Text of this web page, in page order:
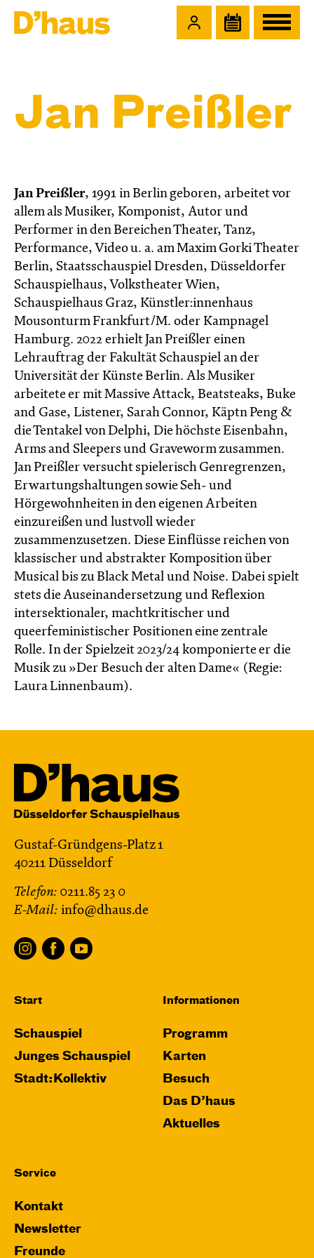
Jan Preißler
Jan Preißler, 1991 in Berlin geboren, arbeitet vor
allem als Musiker, Komponist, Autor und
Performer in den Bereichen Theater, Tanz,
Performance, Video u. a. am Maxim Gorki Theater
Berlin, Staatsschauspiel Dresden, Düsseldorfer
Schauspielhaus, Volkstheater Wien,
Schauspielhaus Graz, Künstler:innenhaus
Mousonturm Frankfurt/M. oder Kampnagel
Hamburg. 2022 erhielt Jan Preißler einen
Lehrauftrag der Fakultät Schauspiel an der
Universität der Künste Berlin. Als Musiker
arbeitete er mit Massive Attack, Beatsteaks, Buke
and Gase, Listener, Sarah Connor, Käptn Peng &
die Tentakel von Delphi, Die höchste Eisenbahn,
Arms and Sleepers und Graveworm zusammen.
Jan Preißler versucht spielerisch Genregrenzen,
Erwartungshaltungen sowie Seh- und
Hörgewohnheiten in den eigenen Arbeiten
einzureißen und lustvoll wieder
zusammenzusetzen. Diese Einflüsse reichen von
klassischer und abstrakter Komposition über
Musical bis zu Black Metal und Noise. Dabei spielt
stets die Auseinandersetzung und Reflexion
intersektionaler, machtkritischer und
queerfeministischer Positionen eine zentrale
Rolle. In der Spielzeit 2023/24 komponierte er die
Musik zu »Der Besuch der alten Dame« (Regie:
Laura Linnenbaum).
Gustaf-Gründgens-Platz 1
40211 Düsseldorf
Telefon: 0211.85 23 0
E-Mail: info@dhaus.de
Start
Schauspiel
Junges Schauspiel
Stadt:Kollektiv
Informationen
Programm
Karten
Besuch
Das D’haus
Aktuelles
Service
Kontakt
Newsletter
Freunde